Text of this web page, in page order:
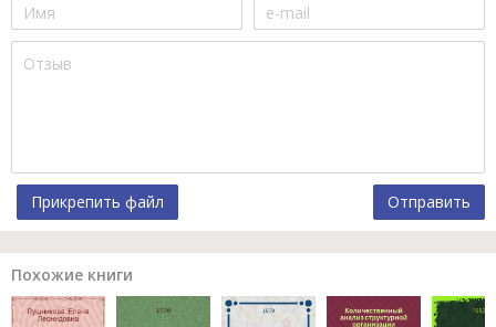
Прикрепить файл Отправить
Похожие книги